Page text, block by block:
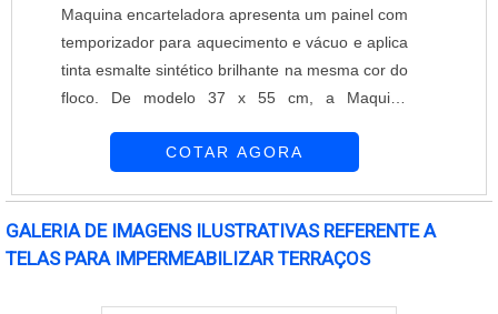
em atendimento e pela qualidade dos produtos
oferecidos. Se você está em busca de uma
empresa confiável e comprometida com a
satisfação dos clientes, conte com a Zeca Telas
e Alambrados para a instalação de tela
alambrado em sua propriedade.
Maquina encarteladora apresenta um painel com
temporizador para aquecimento e vácuo e aplica
tinta esmalte sintético brilhante na mesma cor do
floco. De modelo 37 x 55 cm, a Maquina
que serão expostas tais como ferramentas,
molde e o produto é plastificado diretamente na
cartela de papelão impressa ou não. P....
COTAR AGORA
GALERIA DE IMAGENS ILUSTRATIVAS REFERENTE A
TELAS PARA IMPERMEABILIZAR TERRAÇOS